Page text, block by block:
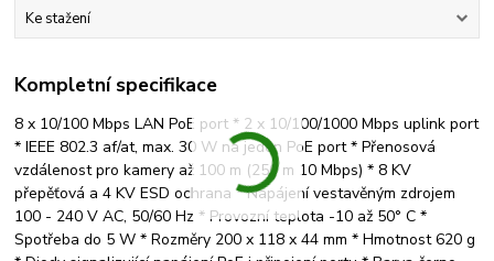
Ke stažení
Kompletní specifikace
8 x 10/100 Mbps LAN PoE port * 2 x 10/100/1000 Mbps uplink port
* IEEE 802.3 af/at, max. 30 W na jeden PoE port * Přenosová
vzdálenost pro kamery až 100 m (250 m 10 Mbps) * 8 KV
přepěťová a 4 KV ESD ochrana * Napájení vestavěným zdrojem
100 - 240 V AC, 50/60 Hz * Provozní teplota -10 až 50° C *
Spotřeba do 5 W * Rozměry 200 x 118 x 44 mm * Hmotnost 620 g